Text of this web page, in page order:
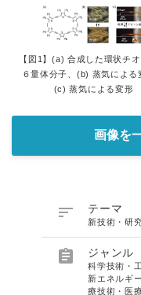
【図1】(a) 合成した環状チ
６量体分子、(b) 蒸気による
(c) 蒸気による変形
画像を
 テーマ
新技術・研
 ジャンル
科学技術・
新エネルギ
療技術・医